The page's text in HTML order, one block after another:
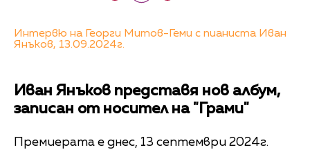
Интервю на Георги Митов-Геми с пианиста Иван
Янъков, 13.09.2024г.
Иван Янъков представя нов албум,
записан от носител на "Грами"
Премиерата е днес, 13 септември 2024г.